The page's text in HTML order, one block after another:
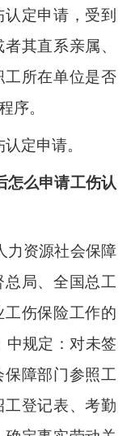
定申请，受到
其直系亲属、
工所在单位是否
序。
定申请。
怎么申请工伤认
力资源社会保障
局、全国总工
伤保险工作的
中规定：对未签
障部门参照工
登记表、考勤